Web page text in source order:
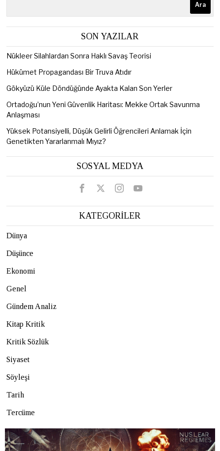
Ara
SON YAZILAR
Nükleer Silahlardan Sonra Haklı Savaş Teorisi
Hükümet Propagandası Bir Truva Atıdır
Gökyüzü Küle Döndüğünde Ayakta Kalan Son Yerler
Ortadoğu’nun Yeni Güvenlik Haritası: Mekke Ortak Savunma
Anlaşması
Yüksek Potansiyelli, Düşük Gelirli Öğrencileri Anlamak İçin
Genetikten Yararlanmalı Mıyız?
SOSYAL MEDYA
KATEGORİLER
Dünya
Düşünce
Ekonomi
Genel
Gündem Analiz
Kitap Kritik
Kritik Sözlük
Siyaset
Söyleşi
Tarih
Tercüme